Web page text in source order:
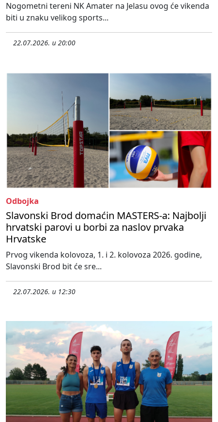
Nogometni tereni NK Amater na Jelasu ovog će vikenda
biti u znaku velikog sports...
22.07.2026. u 20:00
Odbojka
Slavonski Brod domaćin MASTERS-a: Najbolji
hrvatski parovi u borbi za naslov prvaka
Hrvatske
Prvog vikenda kolovoza, 1. i 2. kolovoza 2026. godine,
Slavonski Brod bit će sre...
22.07.2026. u 12:30